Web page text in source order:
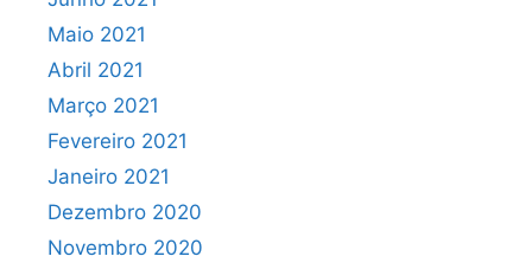
Maio 2021
Abril 2021
Março 2021
Fevereiro 2021
Janeiro 2021
Dezembro 2020
Novembro 2020